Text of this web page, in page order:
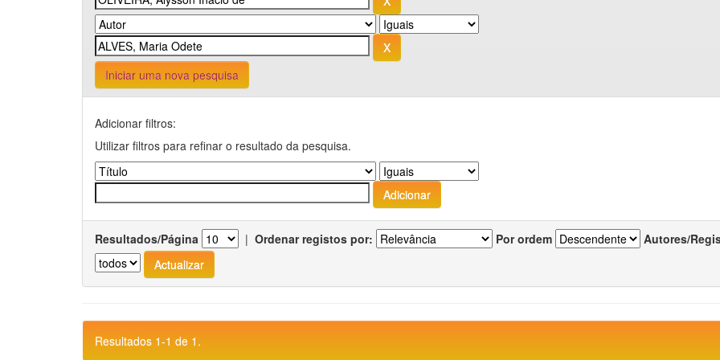
Iniciar uma nova pesquisa
Adicionar filtros:
Utilizar filtros para refinar o resultado da pesquisa.
Resultados/Página | Ordenar registos por: Por ordem Autores/
Resultados 1-1 de 1.